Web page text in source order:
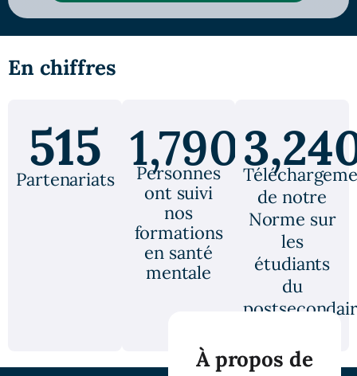
En chiffres
515
Partenariats
1,790,390
Personnes
ont suivi
nos
formations
en santé
mentale
de notre
Norme sur
les
étudiants
du
À propos de